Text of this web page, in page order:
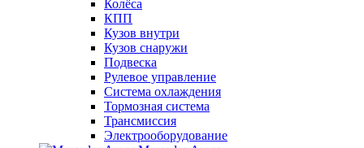
Колёса
КПП
Кузов внутри
Кузов снаружи
Подвеска
Рулевое управление
Система охлаждения
Тормозная система
Трансмиссия
Электрооборудование